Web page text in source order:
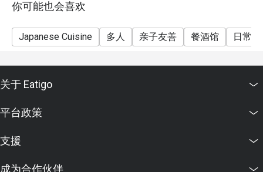
你可能也会喜欢
Japanese Cuisine 多人 亲子友善 餐酒馆 日常
关于 Eatigo
平台政策
支援
成为合作伙伴